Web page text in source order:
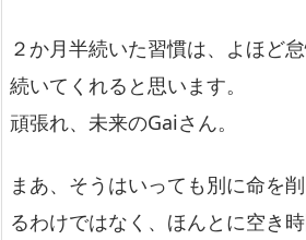
２か月半続いた習慣は、よほど
続いてくれると思います。
頑張れ、未来のGaiさん。
まあ、そうはいっても別に命を
るわけではなく、ほんとに空き